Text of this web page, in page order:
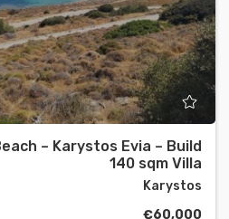
– Karystos Evia – Build
140 sqm Villa
Karystos
€60,000